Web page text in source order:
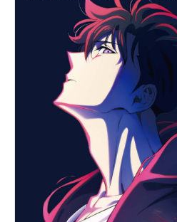
TITAN SCREEN
MUCROWN
IMAX
4DX
VR 演唱會
GOLD CLASS
AD口述影像
LIVE演唱會
影城公告